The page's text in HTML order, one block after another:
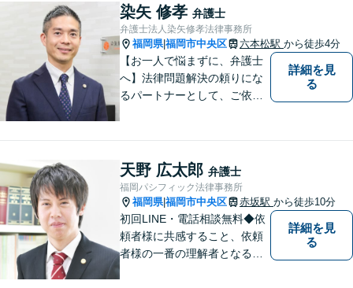
染矢 修孝 弁護士
弁護士法人染矢修孝法律事務所
福岡県|福岡市中央区 六本松駅 から徒歩4分
【お一人で悩まずに、弁護士
へ】法律問題解決の頼りにな
るパートナーとして、ご依頼
じめ、「離婚事件」、「損害
賠償請求事件」、「刑事事
件」まで多数の事件の取り扱
い【分割払い可】
詳細を見
る
天野 広太郎 弁護士
福岡パシフィック法律事務所
福岡県|福岡市中央区 赤坂駅 から徒歩10分
初回LINE・電話相談無料◆依
頼者様に共感すること、依頼
者様の一番の理解者となるこ
詳細を見
る